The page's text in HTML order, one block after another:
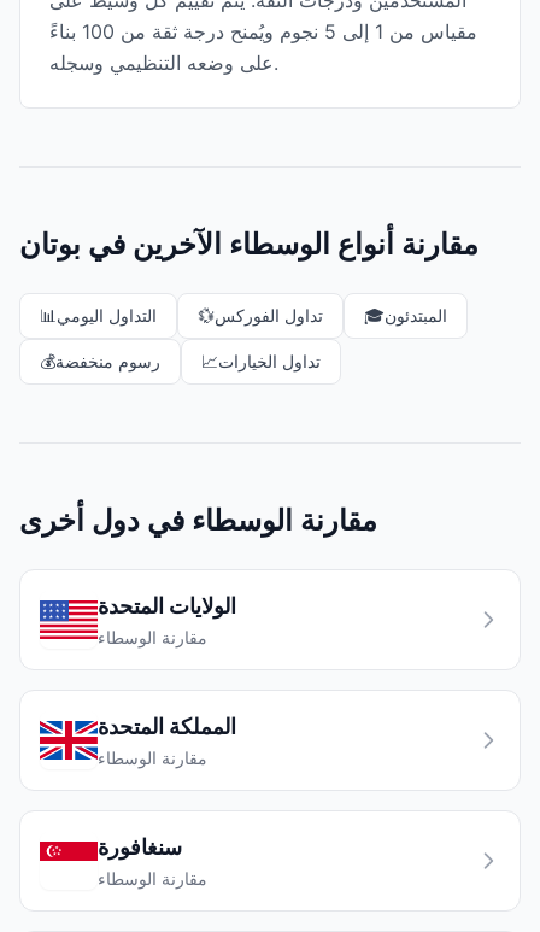
مقياس من 1 إلى 5 نجوم ويُمنح درجة ثقة من 100 بناءً
على وضعه التنظيمي وسجله.
مقارنة أنواع الوسطاء الآخرين في بوتان
📊 التداول اليومي 💱تداول الفوركس 🎓المبتدئون
💰رسوم منخفضة 📈تداول الخيارات
مقارنة الوسطاء في دول أخرى
الولايات المتحدة
مقارنة الوسطاء
المملكة المتحدة
مقارنة الوسطاء
سنغافورة
مقارنة الوسطاء